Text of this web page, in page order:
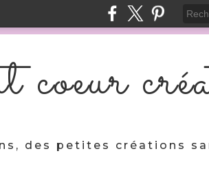
des petites créations